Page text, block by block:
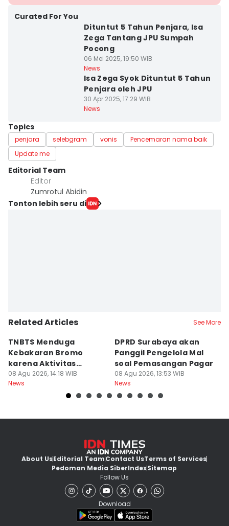
Curated For You
Dituntut 5 Tahun Penjara, Isa
Zega Tantang JPU Sumpah
Pocong
06 Mei 2025, 19:50 WIB
News
Isa Zega Syok Dituntut 5 Tahun
Penjara oleh JPU
30 Apr 2025, 17:29 WIB
News
Topics
penjara selebgram vonis
Pencemaran nama baik
Update me
Editorial Team
Editor
Zumrotul Abidin
Tonton lebih seru di
Related Articles See More
TNBTS Menduga
Kebakaran Bromo
karena Aktivitas
Manusia
08 Agu 2026, 14:18 WIB
News
DPRD Surabaya akan
Panggil Pengelola Mal
soal Pemasangan Pagar
08 Agu 2026, 13:53 WIB
News
About UsEditorial TeamContact UsTerms of Services
Pedoman Media SiberIndexSitemap
Follow Us
Download